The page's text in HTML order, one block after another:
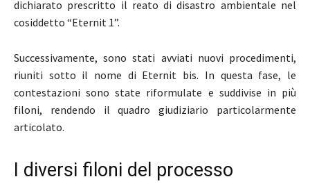
dichiarato prescritto il reato di disastro ambientale nel
cosiddetto “Eternit 1”.
Successivamente, sono stati avviati nuovi procedimenti,
riuniti sotto il nome di Eternit bis. In questa fase, le
contestazioni sono state riformulate e suddivise in più
filoni, rendendo il quadro giudiziario particolarmente
articolato.
I diversi filoni del processo